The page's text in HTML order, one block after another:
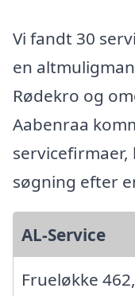
Vi fandt 30
en
Rødekro og
Aabenraa
servicefirmaer,
søgning efter
AL-Service
Frueløkke